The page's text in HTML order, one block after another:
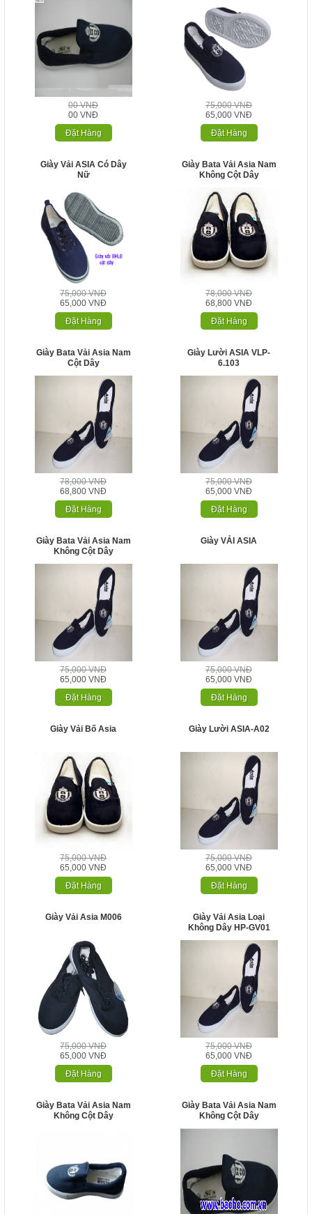
00 VNĐ
00 VNĐ
Đặt Hàng
75,000 VNĐ
65,000 VNĐ
Đặt Hàng
Giày Vải ASIA Có Dây
Nữ
75,000 VNĐ
65,000 VNĐ
Đặt Hàng
Giày Bata Vải Asia Nam
Không Cột Dây
78,000 VNĐ
68,800 VNĐ
Đặt Hàng
Giày Bata Vải Asia Nam
Cột Dây
78,000 VNĐ
68,800 VNĐ
Đặt Hàng
Giày Lười ASIA VLP-
6.103
75,000 VNĐ
65,000 VNĐ
Đặt Hàng
Giày Bata Vải Asia Nam
Không Cột Dây
75,000 VNĐ
65,000 VNĐ
Đặt Hàng
Giày VẢI ASIA
75,000 VNĐ
65,000 VNĐ
Đặt Hàng
Giày Vải Bố Asia
75,000 VNĐ
65,000 VNĐ
Đặt Hàng
Giày Lười ASIA-A02
75,000 VNĐ
65,000 VNĐ
Đặt Hàng
Giày Vải Asia M006
75,000 VNĐ
65,000 VNĐ
Đặt Hàng
Giày Vải Asia Loại
Không Dây HP-GV01
75,000 VNĐ
65,000 VNĐ
Đặt Hàng
Giày Bata Vải Asia Nam
Không Cột Dây
Giày Bata Vải Asia Nam
Không Cột Dây